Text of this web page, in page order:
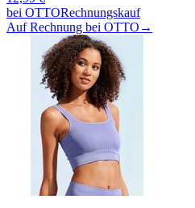
bei OTTORechnungskauf
Auf Rechnung bei OTTO →